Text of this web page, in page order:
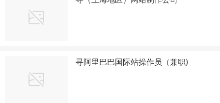
寻阿里巴巴国际站操作员（兼职)